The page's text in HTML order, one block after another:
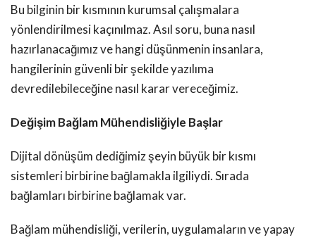
Bu bilginin bir kısmının kurumsal çalışmalara
yönlendirilmesi kaçınılmaz. Asıl soru, buna nasıl
hazırlanacağımız ve hangi düşünmenin insanlara,
hangilerinin güvenli bir şekilde yazılıma
devredilebileceğine nasıl karar vereceğimiz.
Değişim Bağlam Mühendisliğiyle Başlar
Dijital dönüşüm dediğimiz şeyin büyük bir kısmı
sistemleri birbirine bağlamakla ilgiliydi. Sırada
bağlamları birbirine bağlamak var.
Bağlam mühendisliği, verilerin, uygulamaların ve yapay